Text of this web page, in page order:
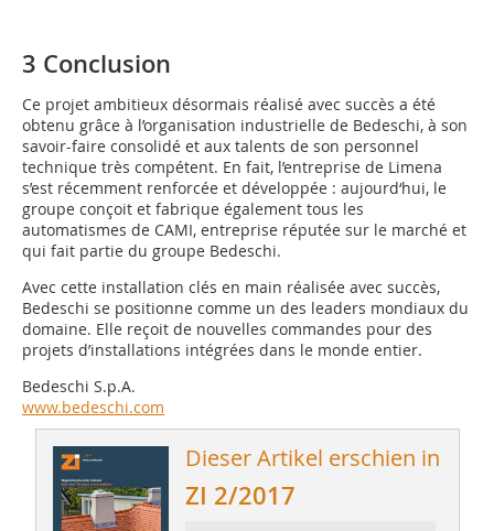
3 Conclusion
Ce projet ambitieux désormais réalisé avec succès a été
obtenu grâce à l’organisation industrielle de Bedeschi, à son
savoir-faire consolidé et aux talents de son personnel
technique très compétent. En fait, l’entreprise de Limena
s’est récemment renforcée et développée : aujourd‘hui, le
groupe conçoit et fabrique également tous les
automatismes de CAMI, entreprise réputée sur le marché et
qui fait partie du groupe Bedeschi.
Avec cette installation clés en main réalisée avec succès,
Bedeschi se positionne comme un des leaders mondiaux du
domaine. Elle reçoit de nouvelles commandes pour des
projets d’installations intégrées dans le monde entier.
Bedeschi S.p.A.
www.bedeschi.com
Dieser Artikel erschien in
ZI 2/2017